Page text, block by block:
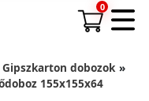
0
Gipszkarton dobozok
155x155x64